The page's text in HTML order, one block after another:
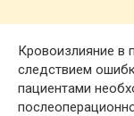
Кровоизлияние в
следствием
пациентами